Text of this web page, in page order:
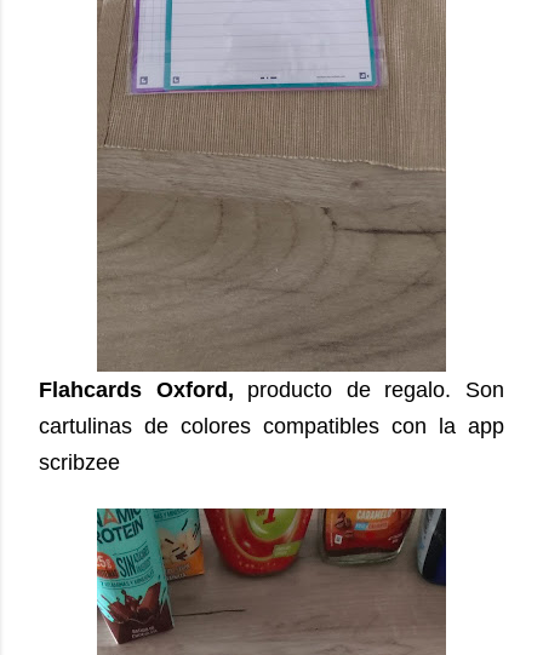
Flahcards Oxford, producto de regalo. Son
cartulinas de colores compatibles con la app
scribzee